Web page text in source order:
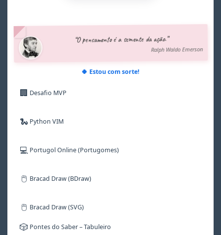
6
9
6
9
6
9
6
9
6
9
6
“O pensamento é a semente da ação.”
Ralph Waldo Emerson
🍀 Estou com sorte!
🏢 Desafio MVP
🐍 Python VIM
💻 Portugol Online (Portugomes)
🖱️ Bracad Draw (BDraw)
🖱️ Bracad Draw (SVG)
🎲 Pontes do Saber – Tabuleiro